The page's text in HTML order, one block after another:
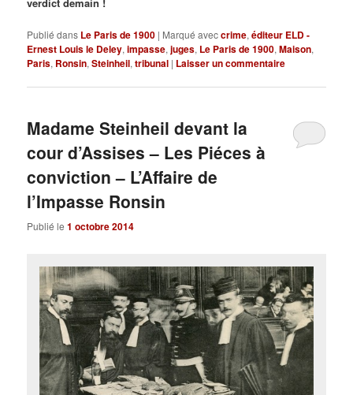
Publié dans Le Paris de 1900 | Marqué aveccrime,éditeur ELD -
Ernest Louis le Deley,impasse,juges, Le Paris de 1900,Maison,
Paris, Ronsin,Steinheil,tribunal | Laisser un commentaire
Madame Steinheil devant la
cour d’Assises – Les Piéces à
conviction – L’Affaire de
l’Impasse Ronsin
Publié le1 octobre 2014